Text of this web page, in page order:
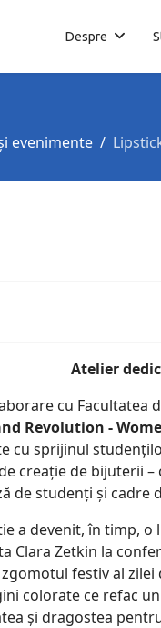
Despre
evenimente
Atelier
cu Facultatea
Revolution -
cu sprijinul
creație de bijuterii
de studenți și cadre
a devenit, în timp,
Clara Zetkin la
zgomotul festiv al
colorate ce refac
și dragostea